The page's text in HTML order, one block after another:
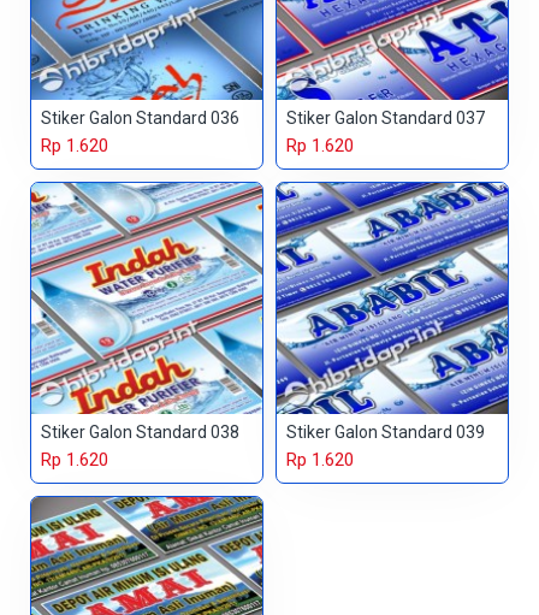
Stiker Galon Standard 036
Rp 1.620
Stiker Galon Standard 037
Rp 1.620
Stiker Galon Standard 038
Rp 1.620
Stiker Galon Standard 039
Rp 1.620